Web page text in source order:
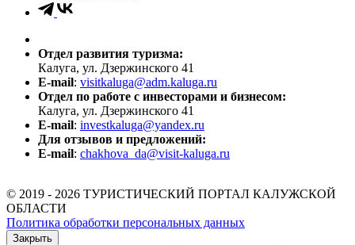
Отдел развития туризма:
Калуга, ул. Дзержинского 41
E-mail: visitkaluga@adm.kaluga.ru
Отдел по работе с инвесторами и бизнесом:
Калуга, ул. Дзержинского 41
E-mail: investkaluga@yandex.ru
Для отзывов и предложений:
E-mail: chakhova_da@visit-kaluga.ru
© 2019 - 2026 ТУРИСТИЧЕСКИЙ ПОРТАЛ КАЛУЖСКОЙ
ОБЛАСТИ
Политика обработки персональных данных
Закрыть